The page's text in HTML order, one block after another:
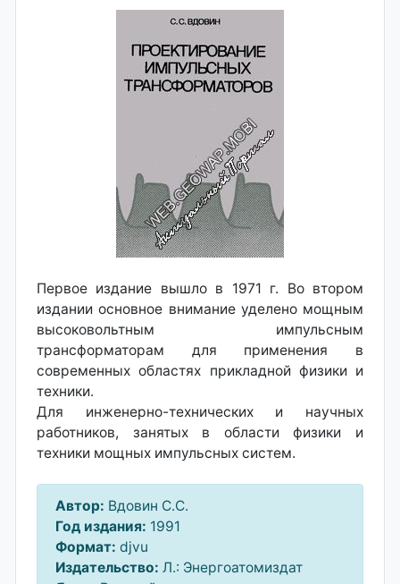
Первое издание вышло в 1971 г. Во втором
издании основное внимание уделено мощным
высоковольтным импульсным
трансформаторам для применения в
современных областях прикладной физики и
техники.
Для инженерно-технических и научных
работников, занятых в области физики и
техники мощных импульсных систем.
Автор: Вдовин С.С.
Год издания: 1991
Формат: djvu
Издательство: Л.: Энергоатомиздат